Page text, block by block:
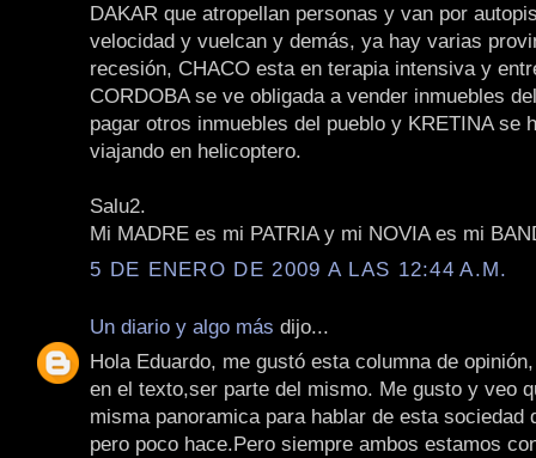
DAKAR que atropellan personas y van por
velocidad y vuelcan y demás, ya hay varias
recesión, CHACO esta en terapia intensiva y
CORDOBA se ve obligada a vender inmuebles
pagar otros inmuebles del pueblo y KRETINA se
viajando en helicoptero.
Salu2.
Mi MADRE es mi PATRIA y mi NOVIA es mi
5 DE ENERO DE 2009 A LAS 12:44 A.M.
Un diario y algo más dijo...
Hola Eduardo, me gustó esta columna de
en el texto,ser parte del mismo. Me gusto y veo
misma panoramica para hablar de esta sociedad
pero poco hace.Pero siempre ambos estamos